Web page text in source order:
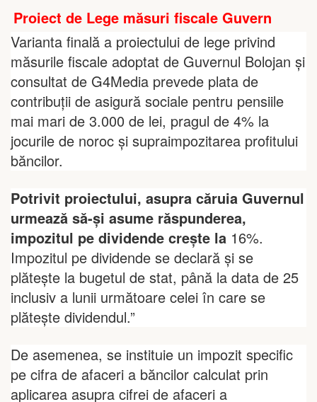
Proiect de Lege măsuri fiscale Guvern
Varianta finală a proiectului de lege privind
măsurile fiscale adoptat de Guvernul Bolojan și
consultat de G4Media prevede plata de
contribuții de asigură sociale pentru pensiile
mai mari de 3.000 de lei, pragul de 4% la
jocurile de noroc și supraimpozitarea profitului
băncilor.
Potrivit proiectului, asupra căruia Guvernul
urmează să-și asume răspunderea,
impozitul pe dividende crește la 16%.
Impozitul pe dividende se declară și se
plătește la bugetul de stat, până la data de 25
inclusiv a lunii următoare celei în care se
plătește dividendul.”
De asemenea, se instituie un impozit specific
pe cifra de afaceri a băncilor calculat prin
aplicarea asupra cifrei de afaceri a